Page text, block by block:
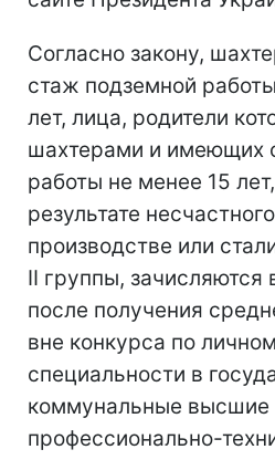
Согласно закону,
стаж подземной
лет, лица, родители
шахтерами и имеющих
работы не менее 15
результате
производстве или
II группы, зачисляются
после получения
вне конкурса по
специальности в
коммунальные высшие
профессионально-